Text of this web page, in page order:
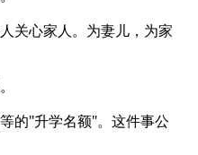
关心家人。为妻儿，为家
的"升学名额"。这件事公